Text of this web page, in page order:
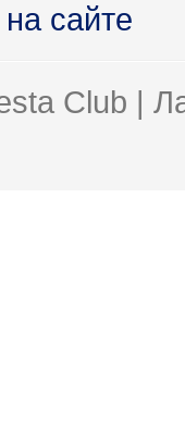
сайте
Club |